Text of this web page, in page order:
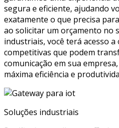
segura e eficiente, ajudando
exatamente o que precisa
ao solicitar um orçamento no
industriais, você terá acesso a
competitivas que podem
comunicação em sua
máxima eficiência e
Soluções industriais